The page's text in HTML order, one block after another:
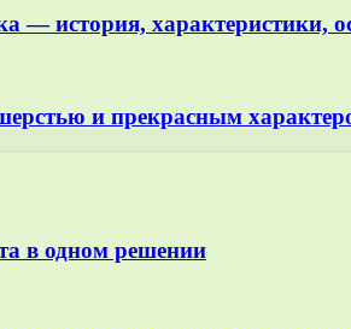
— история, характеристики,
и прекрасным
в одном решении